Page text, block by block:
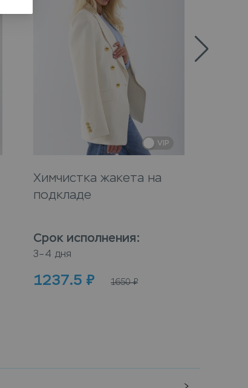
VIP
Химчистка жакета на
подкладе
Срок исполнения:
3–4 дня
1237.5 ₽ 1650 ₽